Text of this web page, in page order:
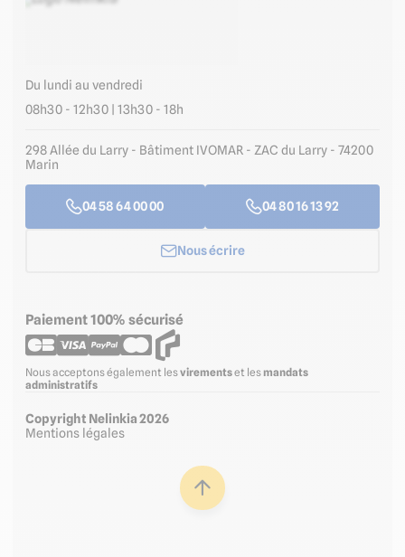
Du lundi au vendredi
08h30 - 12h30 | 13h30 - 18h
298 Allée du Larry - Bâtiment IVOMAR - ZAC du Larry - 74200
Marin
04 58 64 00 00 04 80 16 13 92
Nous écrire
Paiement 100% sécurisé
Nous acceptons également lesvirementset les mandats
administratifs
Copyright Nelinkia 2026
Mentions légales